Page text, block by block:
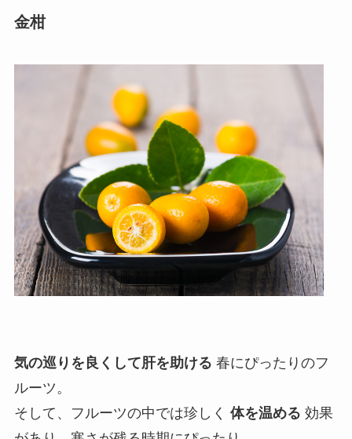
金柑
気の巡りを良くして肝を助ける 春にぴったりのフ
ルーツ。
そして、フルーツの中では珍しく 体を温める 効果